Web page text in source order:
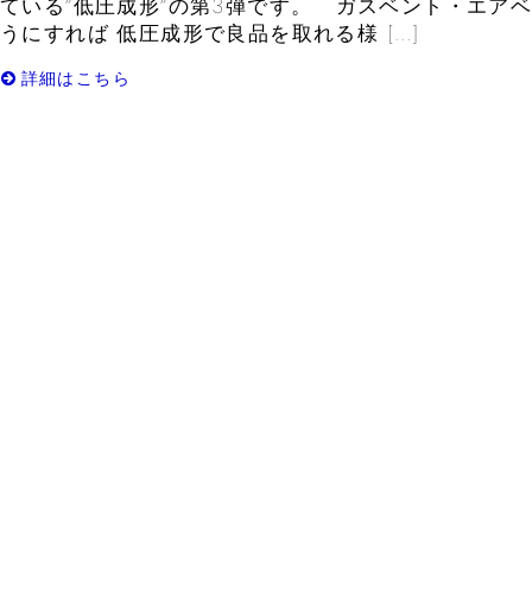
ている”低圧成形”の第3弾です。 ガスベント・エア
うにすれば 低圧成形で良品を取れる様 […]
詳細はこちら